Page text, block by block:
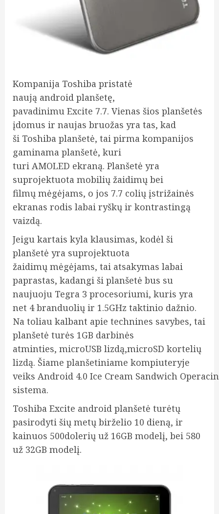
Kompanija Toshiba pristatė
naują android planšetę,
pavadinimu Excite 7.7. Vienas šios planšetės
įdomus ir naujas bruožas yra tas, kad
ši Toshiba planšetė, tai pirma kompanijos
gaminama planšetė, kuri
turi AMOLED ekraną. Planšetė yra
suprojektuota mobilių žaidimų bei
filmų mėgėjams, o jos 7.7 colių įstrižainės
ekranas rodis labai ryškų ir kontrastingą
vaizdą.
Jeigu kartais kyla klausimas, kodėl ši
planšetė yra suprojektuota
žaidimų mėgėjams, tai atsakymas labai
paprastas, kadangi ši planšetė bus su
naujuoju Tegra 3 procesoriumi, kuris yra
net 4 branduolių ir 1.5GHz taktinio dažnio.
Na toliau kalbant apie technines savybes, tai
planšetė turės 1GB darbinės
atminties, microUSB lizdą,microSD kortelių
lizdą. Šiame planšetiniame kompiuteryje
veiks Android 4.0 Ice Cream Sandwich
sistema.
Toshiba Excite android planšetė turėtų
pasirodyti šių metų birželio 10 dieną, ir
kainuos 500dolerių už 16GB modelį, bei 580
už 32GB modelį.